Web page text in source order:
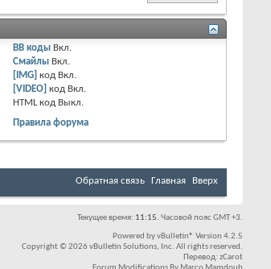
BB коды Вкл.
Смайлы Вкл.
[IMG] код Вкл.
[VIDEO] код Вкл.
HTML код Выкл.
Правила форума
Обратная связь Главная Вверх
Текущее время: 11:15. Часовой пояс GMT +3.
Powered byvBulletin® Version 4.2.5
Copyright © 2026 vBulletin Solutions, Inc. All rights reserved.
Перевод: zCarot